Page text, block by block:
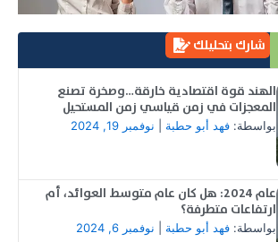
شارك بتحليلك
الهند قوة اقتصادية خارقة…وصخرة تصنع
المعجزات في زمن قياسي زمن المستحيل
بواسطة: فهد أبو حطبة نوفمبر 19, 2024
عام 2024: هل كان عام متوسط العوائد، أم
ارتفاعات متطرفة؟
بواسطة: فهد أبو حطبة نوفمبر 6, 2024